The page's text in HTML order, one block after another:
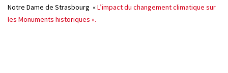
Notre Dame de Strasbourg «L’impactdu changementclimatique sur
les Monuments historiques ».